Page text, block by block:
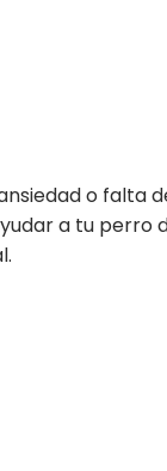
o falta
a tu perro